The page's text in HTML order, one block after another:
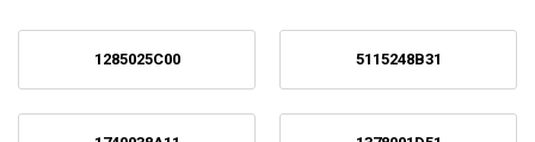
1285025C00 5115248B31